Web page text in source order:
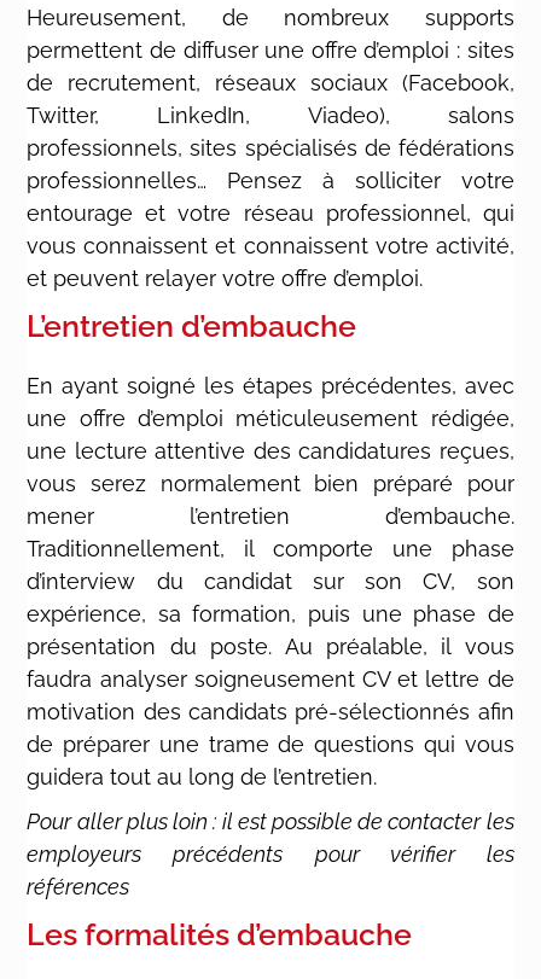
Heureusement, de nombreux supports
permettent de diffuser une offre d’emploi : sites
de recrutement, réseaux sociaux (Facebook,
Twitter, LinkedIn, Viadeo), salons
professionnels, sites spécialisés de fédérations
professionnelles… Pensez à solliciter votre
entourage et votre réseau professionnel, qui
vous connaissent et connaissent votre activité,
et peuvent relayer votre offre d’emploi.
L’entretien d’embauche
En ayant soigné les étapes précédentes, avec
une offre d’emploi méticuleusement rédigée,
une lecture attentive des candidatures reçues,
vous serez normalement bien préparé pour
mener l’entretien d’embauche.
Traditionnellement, il comporte une phase
d’interview du candidat sur son CV, son
expérience, sa formation, puis une phase de
présentation du poste. Au préalable, il vous
faudra analyser soigneusement CV et lettre de
motivation des candidats pré-sélectionnés afin
de préparer une trame de questions qui vous
guidera tout au long de l’entretien.
Pour aller plus loin : il est possible de contacter les
employeurs précédents pour vérifier les
références
Les formalités d’embauche